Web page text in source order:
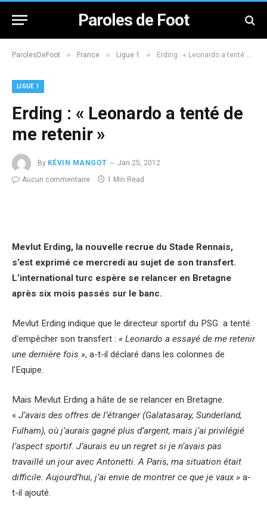
Paroles de Foot
ParolesDeFoot » France » Ligue 1 » Erding : « Leonardo a tenté de me retenir »
LIGUE 1
Erding : « Leonardo a tenté de
me retenir »
By KÉVIN MANGOT
Jan 25, 2012
Aucun commentaire
1 Min Read
Mevlut Erding, la nouvelle recrue du Stade Rennais,
s’est exprimé ce mercredi au sujet de son transfert.
L’international turc espère se relancer en Bretagne
après six mois passés sur le banc.
Mevlut Erding indique que le directeur sportif du PSG a tenté
d'empêcher son transfert : « Leonardo a essayé de me retenir
une dernière fois », a-t-il déclaré dans les colonnes de
l’Equipe.
Mais Mevlut Erding a hâte de se relancer en Bretagne.
« J’avais des offres de l’étranger (Galatasaray, Sunderland,
Fulham), où j’aurais gagné plus d’argent, mais j’ai privilégié
l’aspect sportif. J’aurais eu un regret si je n’avais pas
travaillé un jour avec Antonetti. A Paris, ma situation était
difficile. Aujourd’hui, j’ai envie de montrer ce que je vaux » a-
t-il ajouté.